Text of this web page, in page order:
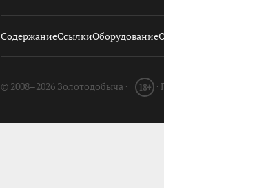
СодержаниеСсылкиОборудованиеО сайте
© 2008–2026 Золотодобыча · 18+ · При использовании